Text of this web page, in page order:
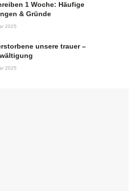
1 Woche: Häufige
& Gründe
2025
unsere trauer –
2025